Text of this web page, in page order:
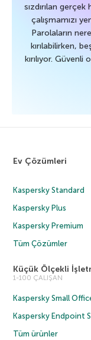
sızdırılan
çalışmamızı
Parolaların
kırılabilirken,
kırılıyor.
Ev Çözümleri
Kaspersky Standard
Kaspersky Plus
Kaspersky Premium
Tüm Çözümler
Küçük Ölçekli
1-100 ÇALIŞAN
Kaspersky Small
Kaspersky Endpoint
Tüm ürünler